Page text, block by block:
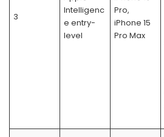
3
Intelligenc
e entry-
level
Pro,
iPhone 15
Pro Max